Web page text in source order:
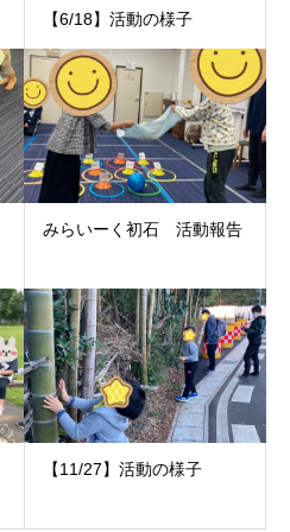
【6/18】活動の様子
みらいーく初石 活動報告
【11/27】活動の様子